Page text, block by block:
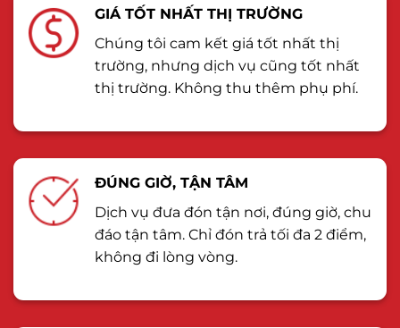
GIÁ TỐT NHẤT THỊ TRƯỜNG
Chúng tôi cam kết giá tốt nhất thị
trường, nhưng dịch vụ cũng tốt nhất
thị trường. Không thu thêm phụ phí.
ĐÚNG GIỜ, TẬN TÂM
Dịch vụ đưa đón tận nơi, đúng giờ, chu
đáo tận tâm. Chỉ đón trả tối đa 2 điểm,
không đi lòng vòng.